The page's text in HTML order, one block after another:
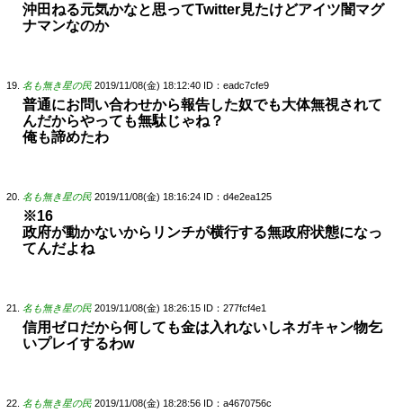
沖田ねる元気かなと思ってTwitter見たけどアイツ闇マグ
ナマンなのか
名も無き星の民 2019/11/08(金) 18:12:40 ID：eadc7cfe9
普通にお問い合わせから報告した奴でも大体無視されて
んだからやっても無駄じゃね？
俺も諦めたわ
名も無き星の民 2019/11/08(金) 18:16:24 ID：d4e2ea125
※16
政府が動かないからリンチが横行する無政府状態になっ
てんだよね
名も無き星の民 2019/11/08(金) 18:26:15 ID：277fcf4e1
信用ゼロだから何しても金は入れないしネガキャン物乞
いプレイするわw
名も無き星の民 2019/11/08(金) 18:28:56 ID：a4670756c